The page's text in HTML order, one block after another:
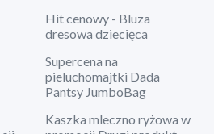
Hit cenowy - Bluza
dresowa dziecięca
Supercena na
pieluchomajtki Dada
Pantsy JumboBag
Kaszka mleczno ryżowa w